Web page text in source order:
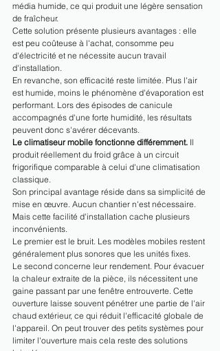
média humide, ce qui produit une légère sensation
de fraîcheur.
Cette solution présente plusieurs avantages : elle
est peu coûteuse à l'achat, consomme peu
d'électricité et ne nécessite aucun travail
d'installation.
En revanche, son efficacité reste limitée. Plus l'air
est humide, moins le phénomène d'évaporation est
performant. Lors des épisodes de canicule
accompagnés d'une forte humidité, les résultats
peuvent donc s'avérer décevants.
Le climatiseur mobile fonctionne différemment. Il
produit réellement du froid grâce à un circuit
frigorifique comparable à celui d'une climatisation
classique.
Son principal avantage réside dans sa simplicité de
mise en œuvre. Aucun chantier n'est nécessaire.
Mais cette facilité d'installation cache plusieurs
inconvénients.
Le premier est le bruit. Les modèles mobiles restent
généralement plus sonores que les unités fixes.
Le second concerne leur rendement. Pour évacuer
la chaleur extraite de la pièce, ils nécessitent une
gaine passant par une fenêtre entrouverte. Cette
ouverture laisse souvent pénétrer une partie de l'air
chaud extérieur, ce qui réduit l'efficacité globale de
l'appareil. On peut trouver des petits systèmes pour
limiter l'ouverture mais cela reste des solutions